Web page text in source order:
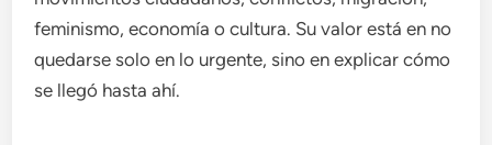
feminismo, economía o cultura. Su valor está en no
quedarse solo en lo urgente, sino en explicar cómo
se llegó hasta ahí.